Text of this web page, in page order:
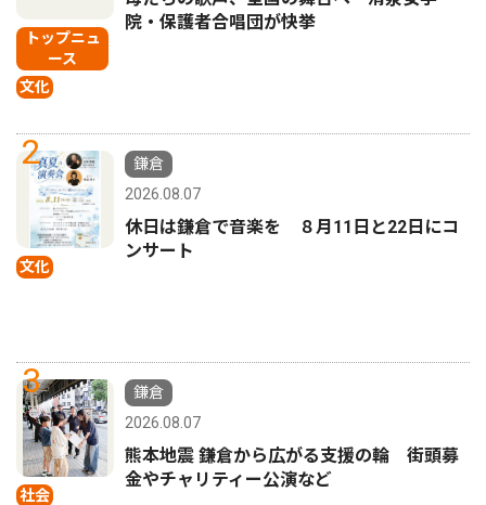
トップニュ
ース
文化
院・保護者合唱団が快挙
2
文化
鎌倉
2026.08.07
休日は鎌倉で音楽を ８月11日と22日にコ
ンサート
3
社会
鎌倉
2026.08.07
熊本地震 鎌倉から広がる支援の輪 街頭募
金やチャリティー公演など